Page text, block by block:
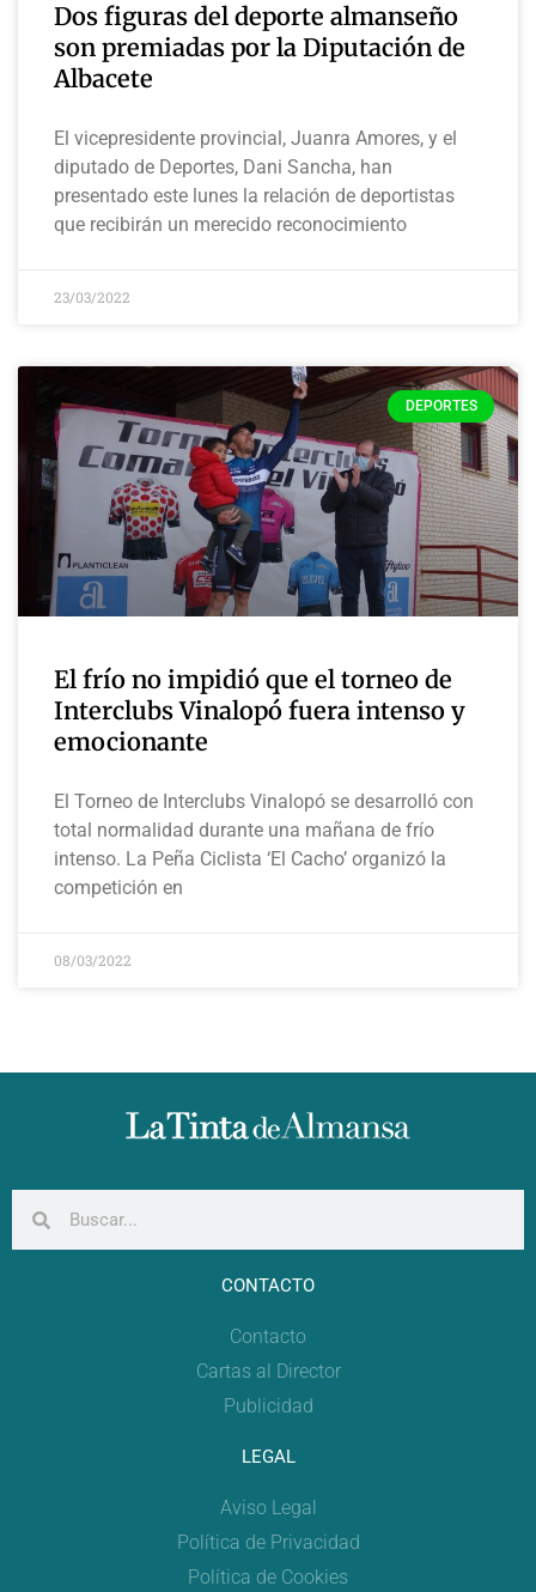
Dos figuras del deporte almanseño
son premiadas por la Diputación de
Albacete
El vicepresidente provincial, Juanra Amores, y el
diputado de Deportes, Dani Sancha, han
presentado este lunes la relación de deportistas
que recibirán un merecido reconocimiento
23/03/2022
DEPORTES
El frío no impidió que el torneo de
Interclubs Vinalopó fuera intenso y
emocionante
El Torneo de Interclubs Vinalopó se desarrolló con
total normalidad durante una mañana de frío
intenso. La Peña Ciclista ‘El Cacho’ organizó la
competición en
08/03/2022
CONTACTO
Contacto
Cartas al Director
Publicidad
LEGAL
Aviso Legal
Política de Privacidad
Política de Cookies